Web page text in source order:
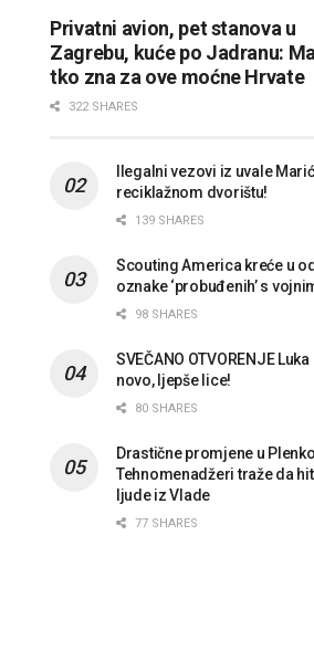
Privatni avion, pet stanova u
Zagrebu, kuće po Jadranu:
tko zna za ove moćne Hrvate
322 SHARES
Ilegalni vezovi iz uvale
reciklažnom dvorištu!
139 SHARES
Scouting America kreće u
oznake ‘probuđenih’ s
98 SHARES
SVEČANO OTVORENJE
novo, ljepše lice!
80 SHARES
Drastične promjene u
Tehnomenadžeri traže da
ljude iz Vlade
77 SHARES